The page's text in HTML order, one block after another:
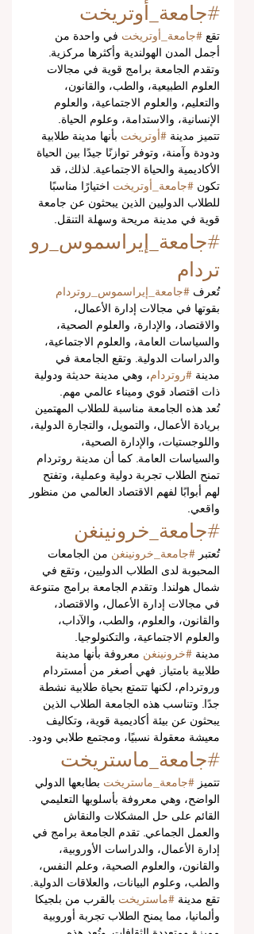
#جامعة_أوتريخت
تقع #جامعة_أوتريخت في واحدة من
أجمل المدن الهولندية وأكثرها مركزية.
وتقدم الجامعة برامج قوية في مجالات
العلوم الطبيعية، والطب، والقانون،
والتعليم، والعلوم الاجتماعية، والعلوم
الإنسانية، والاستدامة، وعلوم الحياة.
تتميز مدينة #أوتريخت بأنها مدينة طلابية
ودودة وآمنة، وتوفر توازنًا جيدًا بين الحياة
الأكاديمية والحياة الاجتماعية. لذلك، قد
تكون #جامعة_أوتريخت اختيارًا مناسبًا
للطلاب الدوليين الذين يبحثون عن جامعة
قوية في مدينة مريحة وسهلة التنقل.
#جامعة_إيراسموس_رو
تردام
تُعرف #جامعة_إيراسموس_روتردام
بقوتها في مجالات إدارة الأعمال،
والاقتصاد، والإدارة، والعلوم الصحية،
والسياسات العامة، والعلوم الاجتماعية،
والدراسات الدولية. وتقع الجامعة في
مدينة #روتردام، وهي مدينة حديثة ودولية
ذات اقتصاد قوي وميناء عالمي مهم.
تُعد هذه الجامعة مناسبة للطلاب المهتمين
بريادة الأعمال، والتمويل، والتجارة الدولية،
واللوجستيات، والإدارة الصحية،
والسياسات العامة. كما أن مدينة روتردام
تمنح الطلاب تجربة دولية وعملية، وتفتح
لهم أبوابًا لفهم الاقتصاد العالمي من منظور
واقعي.
#جامعة_خرونينغن
تُعتبر #جامعة_خرونينغن من الجامعات
المحبوبة لدى الطلاب الدوليين، وتقع في
شمال هولندا. وتقدم الجامعة برامج متنوعة
في مجالات إدارة الأعمال، والاقتصاد،
والقانون، والعلوم، والطب، والآداب،
والعلوم الاجتماعية، والتكنولوجيا.
مدينة #خرونينغن معروفة بأنها مدينة
طلابية بامتياز. فهي أصغر من أمستردام
وروتردام، لكنها تتمتع بحياة طلابية نشطة
جدًا. وتناسب هذه الجامعة الطلاب الذين
يبحثون عن بيئة أكاديمية قوية، وتكاليف
معيشة معقولة نسبيًا، ومجتمع طلابي ودود.
#جامعة_ماستريخت
تتميز #جامعة_ماستريخت بطابعها الدولي
الواضح، وهي معروفة بأسلوبها التعليمي
القائم على حل المشكلات والنقاش
والعمل الجماعي. تقدم الجامعة برامج في
إدارة الأعمال، والدراسات الأوروبية،
والقانون، والعلوم الصحية، وعلم النفس،
والطب، وعلوم البيانات، والعلاقات الدولية.
تقع مدينة #ماستريخت بالقرب من بلجيكا
وألمانيا، مما يمنح الطلاب تجربة أوروبية